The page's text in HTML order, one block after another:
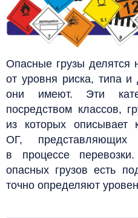
Опасные грузы делятся
от уровня риска, типа и
они имеют. Эти
посредством классов,
из которых описывает
ОГ, представляющих
в процессе перевозки.
опасных грузов есть
точно определяют